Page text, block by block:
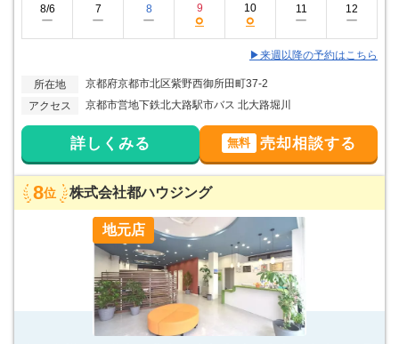
8/6
ー
7
ー
8
ー
9
○
10
○
11
ー
12
ー
▶来週以降の予約はこちら
所在地
京都府京都市北区紫野西御所田町37-2
アクセス
京都市営地下鉄北大路駅市バス 北大路堀川
詳しくみる 無料 売却相談する
8位 株式会社都ハウジング
地元店